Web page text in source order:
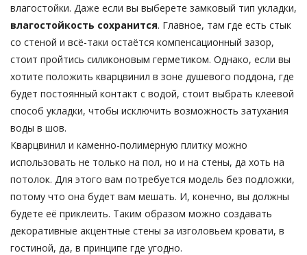
влагостойки. Даже если вы выберете замковый тип укладки,
влагостойкость сохранится. Главное, там где есть стык
со стеной и всё-таки остаётся компенсационный зазор,
стоит пройтись силиконовым герметиком. Однако, если вы
хотите положить кварцвинил в зоне душевого поддона, где
будет постоянный контакт с водой, стоит выбрать клеевой
способ укладки, чтобы исключить возможность затухания
воды в шов.
Кварцвинил и каменно-полимерную плитку можно
использовать не только на пол, но и на стены, да хоть на
потолок. Для этого вам потребуется модель без подложки,
потому что она будет вам мешать. И, конечно, вы должны
будете её приклеить. Таким образом можно создавать
декоративные акцентные стены за изголовьем кровати, в
гостиной, да, в принципе где угодно.